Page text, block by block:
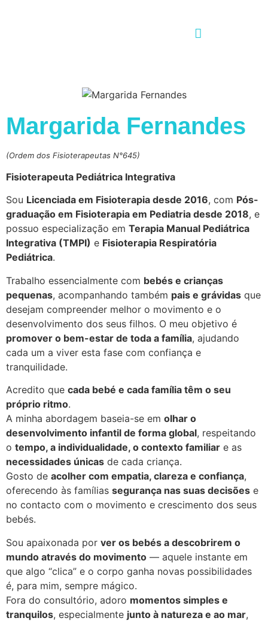
Margarida Fernandes
(Ordem dos Fisioterapeutas N°645)
Fisioterapeuta Pediátrica Integrativa
Sou Licenciada em Fisioterapia desde 2016, com Pós-
graduação em Fisioterapia em Pediatria desde 2018, e
possuo especialização em Terapia Manual Pediátrica
Integrativa (TMPI) e Fisioterapia Respiratória
Pediátrica.
Trabalho essencialmente com bebés e crianças
pequenas, acompanhando também pais e grávidas que
desejam compreender melhor o movimento e o
desenvolvimento dos seus filhos. O meu objetivo é
promover o bem-estar de toda a família, ajudando
cada um a viver esta fase com confiança e
tranquilidade.
Acredito que cada bebé e cada família têm o seu
próprio ritmo.
A minha abordagem baseia-se em olhar o
desenvolvimento infantil de forma global, respeitando
o tempo, a individualidade, o contexto familiar e as
necessidades únicas de cada criança.
Gosto de acolher com empatia, clareza e confiança,
oferecendo às famílias segurança nas suas decisões e
no contacto com o movimento e crescimento dos seus
bebés.
Sou apaixonada por ver os bebés a descobrirem o
mundo através do movimento — aquele instante em
que algo “clica” e o corpo ganha novas possibilidades
é, para mim, sempre mágico.
Fora do consultório, adoro momentos simples e
tranquilos, especialmente junto à natureza e ao mar,